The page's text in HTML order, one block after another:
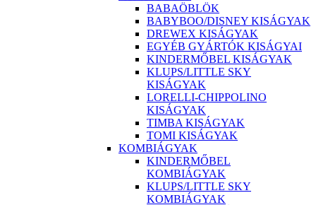
BABAÖBLÖK
BABYBOO/DISNEY KISÁGYAK
DREWEX KISÁGYAK
EGYÉB GYÁRTÓK KISÁGYAI
KINDERMŐBEL KISÁGYAK
KLUPS/LITTLE SKY
KISÁGYAK
LORELLI-CHIPPOLINO
KISÁGYAK
TIMBA KISÁGYAK
TOMI KISÁGYAK
KOMBIÁGYAK
KINDERMŐBEL
KOMBIÁGYAK
KLUPS/LITTLE SKY
KOMBIÁGYAK